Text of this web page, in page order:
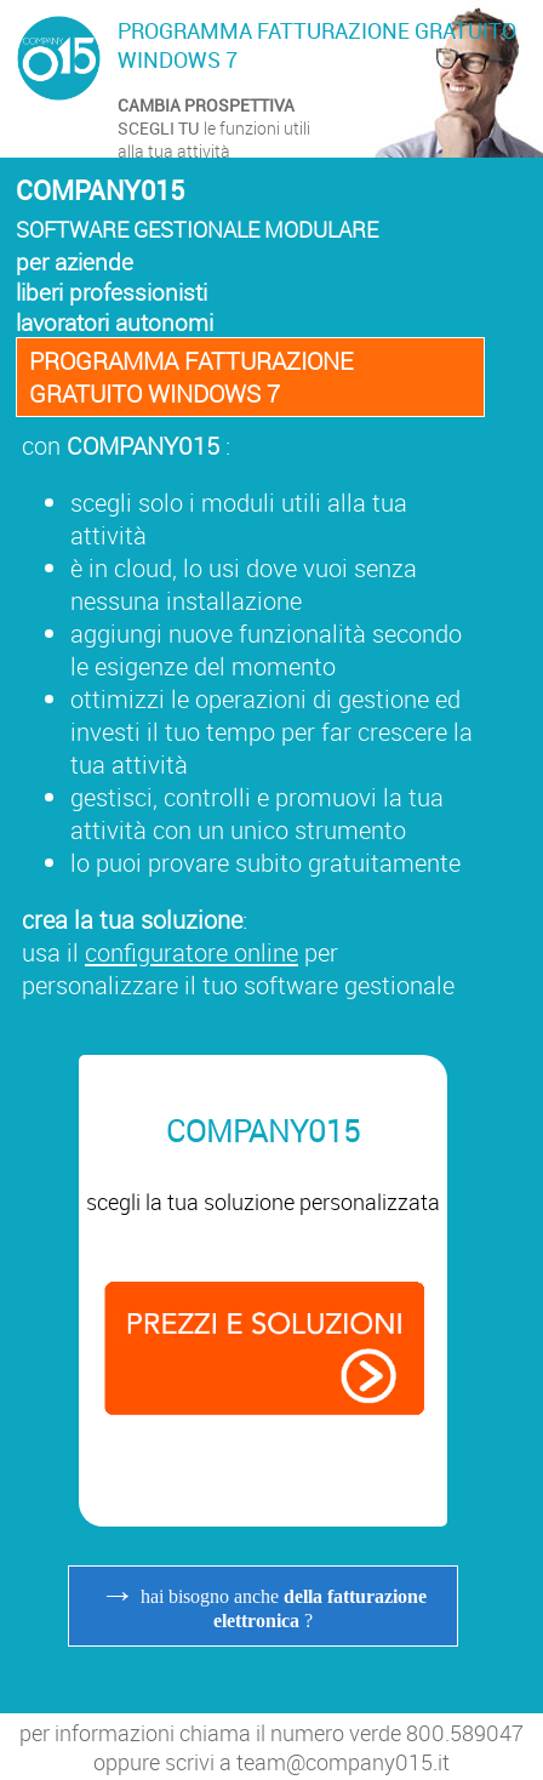
PROGRAMMA FATTURAZIONE GRATUITO
WINDOWS 7
CAMBIA PROSPETTIVA
SCEGLI TU le funzioni utili
alla tua attività
COMPANY015
SOFTWARE GESTIONALE MODULARE
per aziende
liberi professionisti
lavoratori autonomi
PROGRAMMA FATTURAZIONE
GRATUITO WINDOWS 7
con COMPANY015 :
scegli solo i moduli utili alla tua
attività
è in cloud, lo usi dove vuoi senza
nessuna installazione
aggiungi nuove funzionalità secondo
le esigenze del momento
ottimizzi le operazioni di gestione ed
investi il tuo tempo per far crescere la
tua attività
gestisci, controlli e promuovi la tua
attività con un unico strumento
lo puoi provare subito gratuitamente
crea la tua soluzione:
usa il configuratore online per
personalizzare il tuo software gestionale
COMPANY015
scegli la tua soluzione personalizzata
→ hai bisogno anche della fatturazione
elettronica ?
per informazioni chiama il numero verde 800.589047
oppure scrivi a team@company015.it